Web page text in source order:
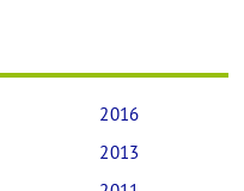
2016
2013